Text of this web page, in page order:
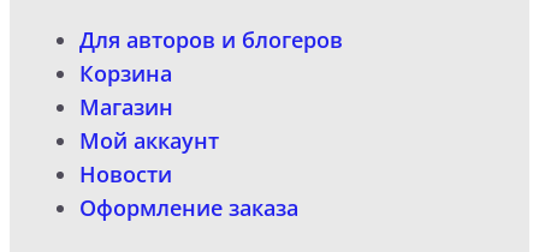
Для авторов и блогеров
Корзина
Магазин
Мой аккаунт
Новости
Оформление заказа